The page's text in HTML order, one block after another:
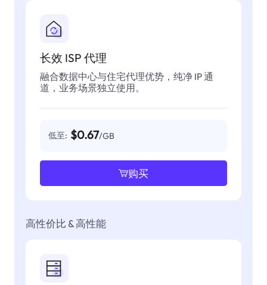
长效 ISP 代理
融合数据中心与住宅代理优势，纯净 IP 通
道，业务场景独立使用。
低至: $0.67/GB
购买
高性价比 & 高性能